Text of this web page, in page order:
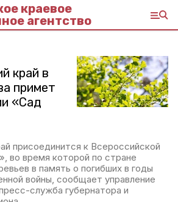
краевое
агентство
край в
примет
«Сад
присоединится к Всероссийской
во время которой по стране
в память о погибших в годы
войны, сообщает управление
служба губернатора и